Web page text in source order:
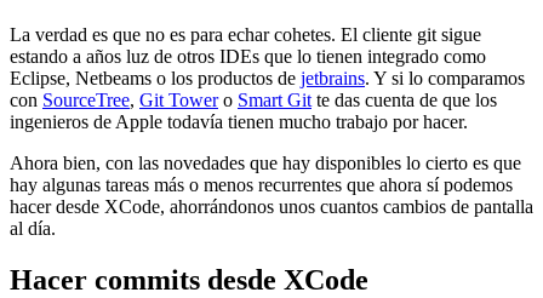
La verdad es que no es para echar cohetes. El cliente git sigue
estando a años luz de otros IDEs que lo tienen integrado como
Eclipse, Netbeams o los productos de jetbrains. Y si lo comparamos
con SourceTree, Git Towero Smart Git te das cuenta de que los
ingenieros de Apple todavía tienen mucho trabajo por hacer.
Ahora bien, con las novedades que hay disponibles lo cierto es que
hay algunas tareas más o menos recurrentes que ahora sí podemos
hacer desde XCode, ahorrándonos unos cuantos cambios de pantalla
al día.
Hacer commits desde XCode